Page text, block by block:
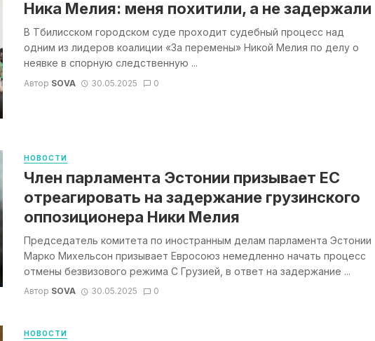
Ника Мелия: меня похитили, а не задержали
В Тбилисском городском суде проходит судебный процесс над
одним из лидеров коалиции «За перемены» Никой Мелия по делу о
неявке в спорную следственную ...
Автор SOVA 30.05.2025 0
НОВОСТИ
Член парламента Эстонии призывает ЕС
отреагировать на задержание грузинского
оппозиционера Ники Мелия
Председатель комитета по иностранным делам парламента Эстонии
Марко Михельсон призывает Евросоюз немедленно начать процесс
отмены безвизового режима С Грузией, в ответ на задержание ...
Автор SOVA 30.05.2025 0
НОВОСТИ